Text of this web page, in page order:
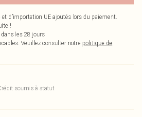
et d’importation UE ajoutés lors du paiement.
!
les 28 jours
Veuillez consulter notre politique de
soumis à statut